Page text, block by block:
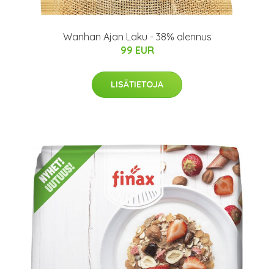
Wanhan Ajan Laku - 38% alennus
99 EUR
LISÄTIETOJA